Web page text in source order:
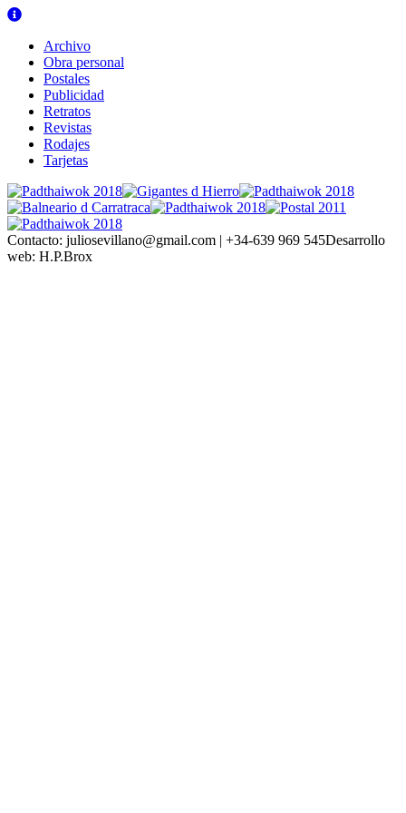
Archivo
Obra personal
Postales
Publicidad
Retratos
Revistas
Rodajes
Tarjetas
Contacto: juliosevillano@gmail.com | +34-639 969 545Desarrollo
web: H.P.Brox